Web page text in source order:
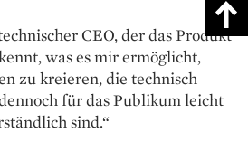
CEO, der das Produkt
was es mir ermöglicht,
zu kreieren, die technisch
für das Publikum leicht
sind.“